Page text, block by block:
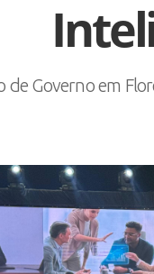
de Governo em